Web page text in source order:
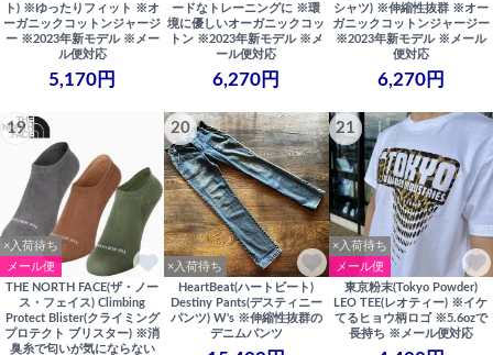
ト) ※ゆったりフィット ※オ
ーガニックコットンジャージ
ー ※2023年新モデル ※メー
ル便対応
5,170円
ードなトレーニングに ※環
境に優しいオーガニックコッ
トン ※2023年新モデル ※メ
ール便対応
6,270円
シャツ) ※伸縮性抜群 ※オー
ガニックコットンジャージー
※2023年新モデル ※メール
便対応
6,270円
19
×入荷待ち
メール便
THE NORTH FACE(ザ・ノー
ス・フェイス) Climbing
Protect Blister(クライミング
プロテクト ブリスター) ※消
臭糸で匂いが気にならない
20
×入荷待ち
HeartBeat(ハートビート)
Destiny Pants(デスティニー
パンツ) W's ※伸縮性抜群の
デニムパンツ
21
×入荷待ち
メール便
東京粉末(Tokyo Powder)
LEO TEE(レオティー) ※イケ
てるヒョウ柄ロゴ ※5.6ozで
長持ち ※メール便対応